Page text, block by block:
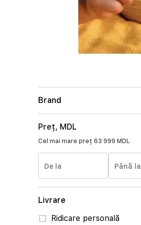
Brand
Preț, MDL
Cel mai mare preț 63 999 MDL
De la Până la
Livrare
Ridicare personală